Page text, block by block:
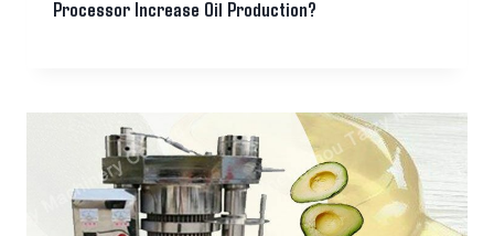
Processor Increase Oil Production?